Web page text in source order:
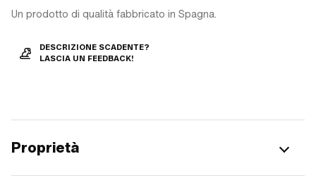
Un prodotto di qualità fabbricato in Spagna.
DESCRIZIONE SCADENTE?
LASCIA UN FEEDBACK!
Proprietà